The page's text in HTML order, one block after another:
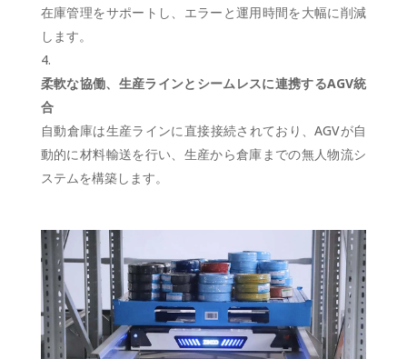
在庫管理をサポートし、エラーと運用時間を大幅に削減
します。
柔軟な協働、生産ラインとシームレスに連携するAGV統
合
自動倉庫は生産ラインに直接接続されており、AGVが自
動的に材料輸送を行い、生産から倉庫までの無人物流シ
ステムを構築します。